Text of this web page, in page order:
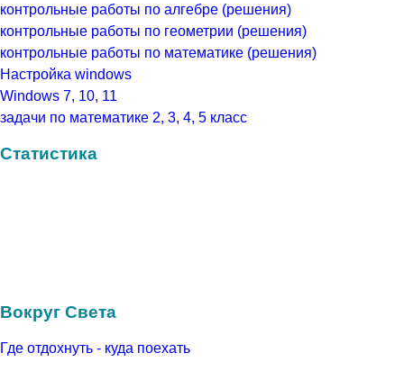
контрольные работы по алгебре (решения)
контрольные работы по геометрии (решения)
контрольные работы по математике (решения)
Настройка windows
Windows 7, 10, 11
задачи по математике 2, 3, 4, 5 класс
Статистика
Вокруг Света
Где отдохнуть - куда поехать